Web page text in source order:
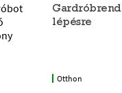
lépésre
Otthon